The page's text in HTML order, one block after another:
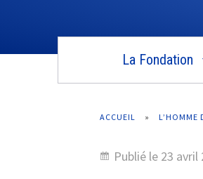
La Fondation
ACCUEIL » L’HOMME
Publié le 23 avril